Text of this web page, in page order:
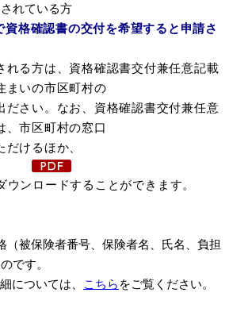
れている方
資格確認書の交付を希望すると申請さ
方は、 資格確認書交付兼任意記載
まいの市区町村の
ださい。なお、 資格確認書交付兼任意
、市区町村の窓口
だけるほか、
ウンロードすることができます。
保険者番号、保険者名、氏名、負担
です。
ついては、
こちら をご覧ください。